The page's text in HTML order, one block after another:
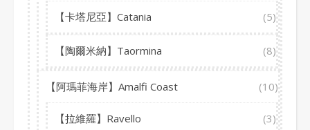
【卡塔尼亞】Catania (5)
【陶爾米納】Taormina (8)
【阿瑪菲海岸】Amalfi Coast (10)
【拉維羅】Ravello (3)